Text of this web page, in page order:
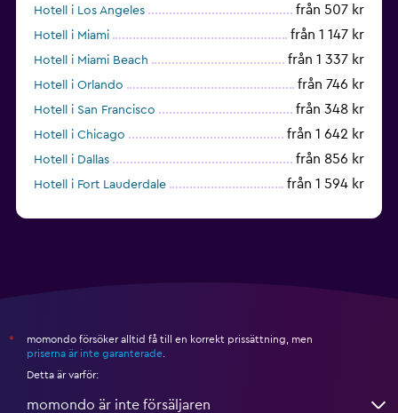
Hotell i Los Angeles från 507 kr
Hotell i Miami från 1 147 kr
Hotell i Miami Beach från 1 337 kr
Hotell i Orlando från 746 kr
Hotell i San Francisco från 348 kr
Hotell i Chicago från 1 642 kr
Hotell i Dallas från 856 kr
Hotell i Fort Lauderdale från 1 594 kr
*
momondo försöker alltid få till en korrekt prissättning, men
priserna är inte garanterade
Detta är varför:
momondo är inte försäljaren